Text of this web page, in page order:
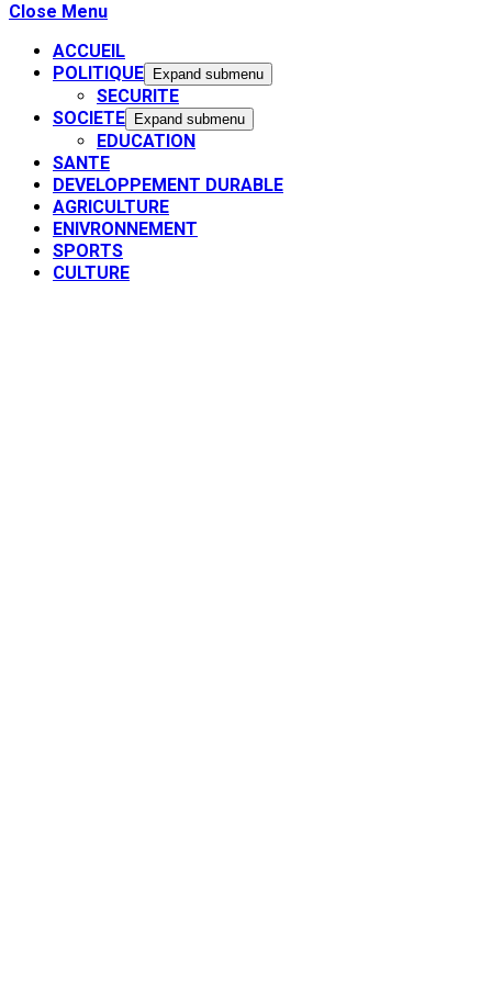
Close Menu
ACCUEIL
POLITIQUE
Expand submenu
SECURITE
SOCIETE
Expand submenu
EDUCATION
SANTE
DEVELOPPEMENT DURABLE
AGRICULTURE
ENIVRONNEMENT
SPORTS
CULTURE